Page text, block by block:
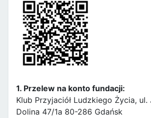
1. Przelew na konto fundacji:
Klub Przyjaciół Ludzkiego Życia, ul.
Dolina 47/1a 80-286 Gdańsk